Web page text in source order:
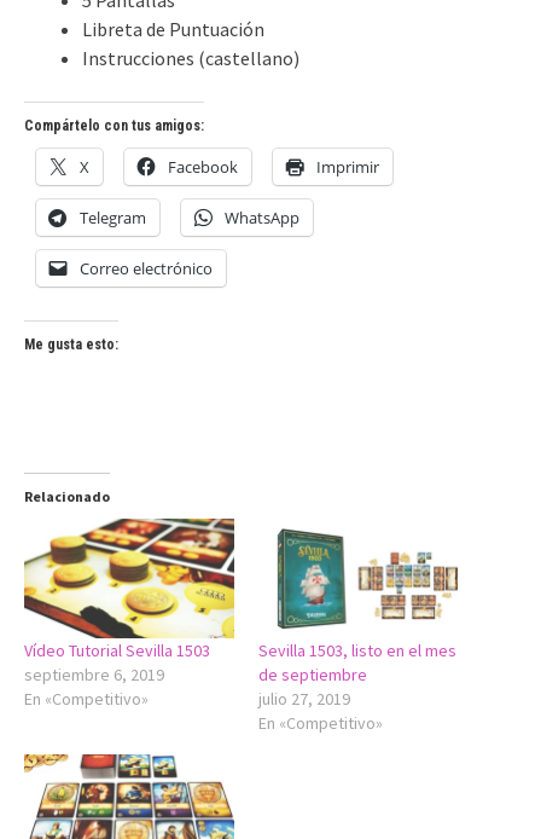
Libreta de Puntuación
Instrucciones (castellano)
Compártelo con tus amigos:
X Facebook Imprimir
Telegram WhatsApp
Correo electrónico
Me gusta esto:
Relacionado
Vídeo Tutorial Sevilla 1503
septiembre 6, 2019
En «Competitivo»
Sevilla 1503, listo en el mes
de septiembre
julio 27, 2019
En «Competitivo»